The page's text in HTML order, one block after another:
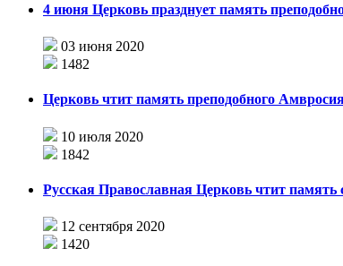
4 июня Церковь празднует память
03 июня 2020
1482
Церковь чтит память преподобного
10 июля 2020
1842
Русская Православная Церковь чтит память
12 сентября 2020
1420